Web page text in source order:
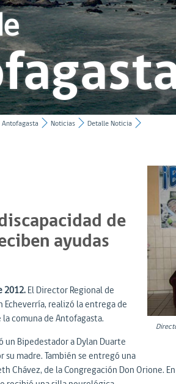
Antofagasta Noticias Detalle Noticia
de
ayudas
2012.El Director Regional de
Echeverría, realizó la entrega de
comuna de Antofagasta.
un Bipedestador a Dylan Duarte
madre. También se entregó una
Chávez, de la Congregación Don Orione.